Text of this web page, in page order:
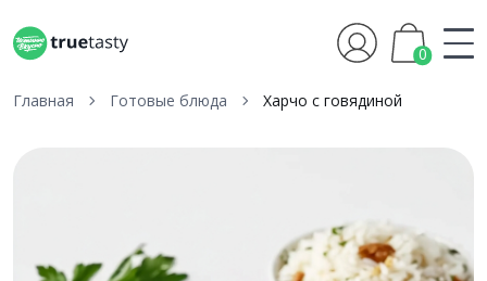
0
Главная Готовые блюда Харчо с говядиной